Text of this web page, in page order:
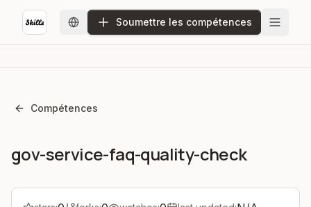
Soumettre les compétences
Compétences
gov-service-faq-quality-check